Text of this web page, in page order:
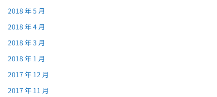
2018 年 5 月
2018 年 4 月
2018 年 3 月
2018 年 1 月
2017 年 12 月
2017 年 11 月